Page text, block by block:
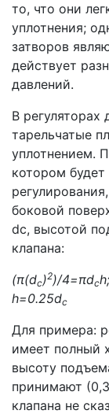
то, что они
уплотнения;
затворов
действует
давлений.
В
тарельчатые
уплотнением.
котором
боковой
dc, высотой
клапана:
(π(dc)2)/4=πdch;
h=0.25dc
Для примера:
имеет полный
высоту
принимают
клапана не